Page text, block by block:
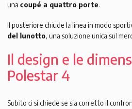
una coupé a quattro porte.
Il posteriore chiude la linea in modo
del lunotto, una soluzione unica sul
Il design e le
Polestar 4
Subito ci si chiede se sia corretto il